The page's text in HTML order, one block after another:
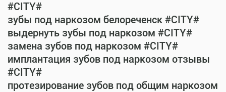
#CITY#
зубы под наркозом белореченск #CITY#
выдернуть зубы под наркозом #CITY#
замена зубов под наркозом #CITY#
имплантация зубов под наркозом отзывы
#CITY#
протезирование зубов под общим наркозом